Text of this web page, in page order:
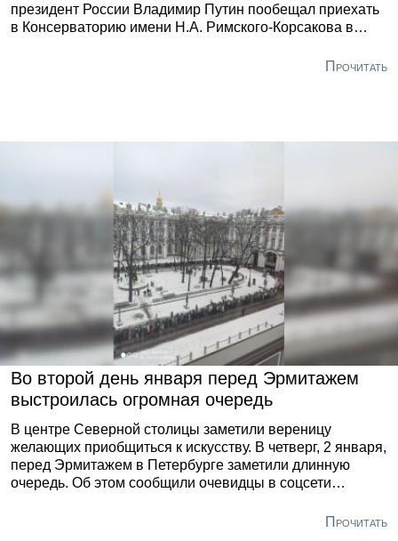
президент России Владимир Путин пообещал приехать
в Консерваторию имени Н.А. Римского-Корсакова в
лидер страны заявил сегодня на совещании с членами
Прочитать
Во второй день января перед Эрмитажем
выстроилась огромная очередь
В центре Северной столицы заметили вереницу
желающих приобщиться к искусству. В четверг, 2 января,
перед Эрмитажем в Петербурге заметили длинную
очередь. Об этом сообщили очевидцы в соцсети
музеев Северной столицы хотели не меньше тысячи
Прочитать